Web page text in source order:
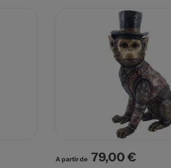
A partir de Prix
79,00 €